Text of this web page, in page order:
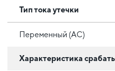
Тип тока утечки
Переменный (AC)
Характеристика